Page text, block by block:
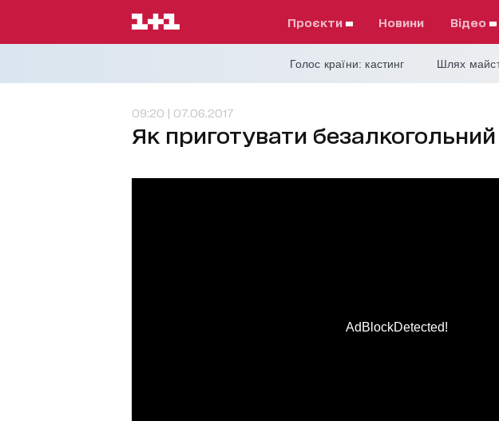
проєкти Новини відео
Голос країни: кастинг Шлях
09:20 | 07.06.2017
Як приготувати
AdBlockDetected!